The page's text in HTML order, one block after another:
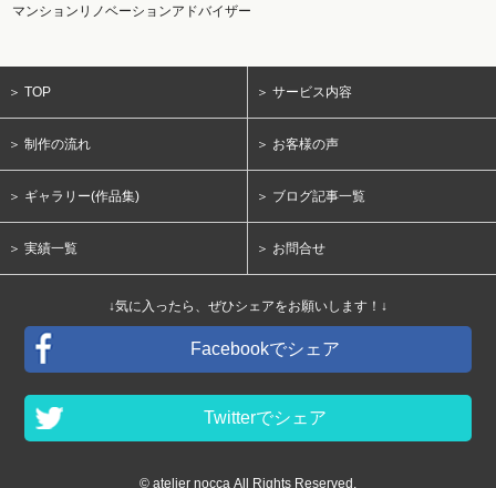
マンションリノベーションアドバイザー
＞ TOP ＞ サービス内容
＞ 制作の流れ ＞ お客様の声
＞ ギャラリー(作品集) ＞ ブログ記事一覧
＞ 実績一覧 ＞ お問合せ
↓気に入ったら、ぜひシェアをお願いします！↓
Facebookでシェア
Twitterでシェア
© atelier nocca All Rights Reserved.